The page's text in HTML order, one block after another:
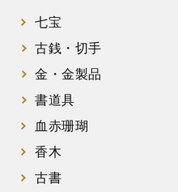
七宝
古銭・切手
金・金製品
書道具
血赤珊瑚
香木
古書